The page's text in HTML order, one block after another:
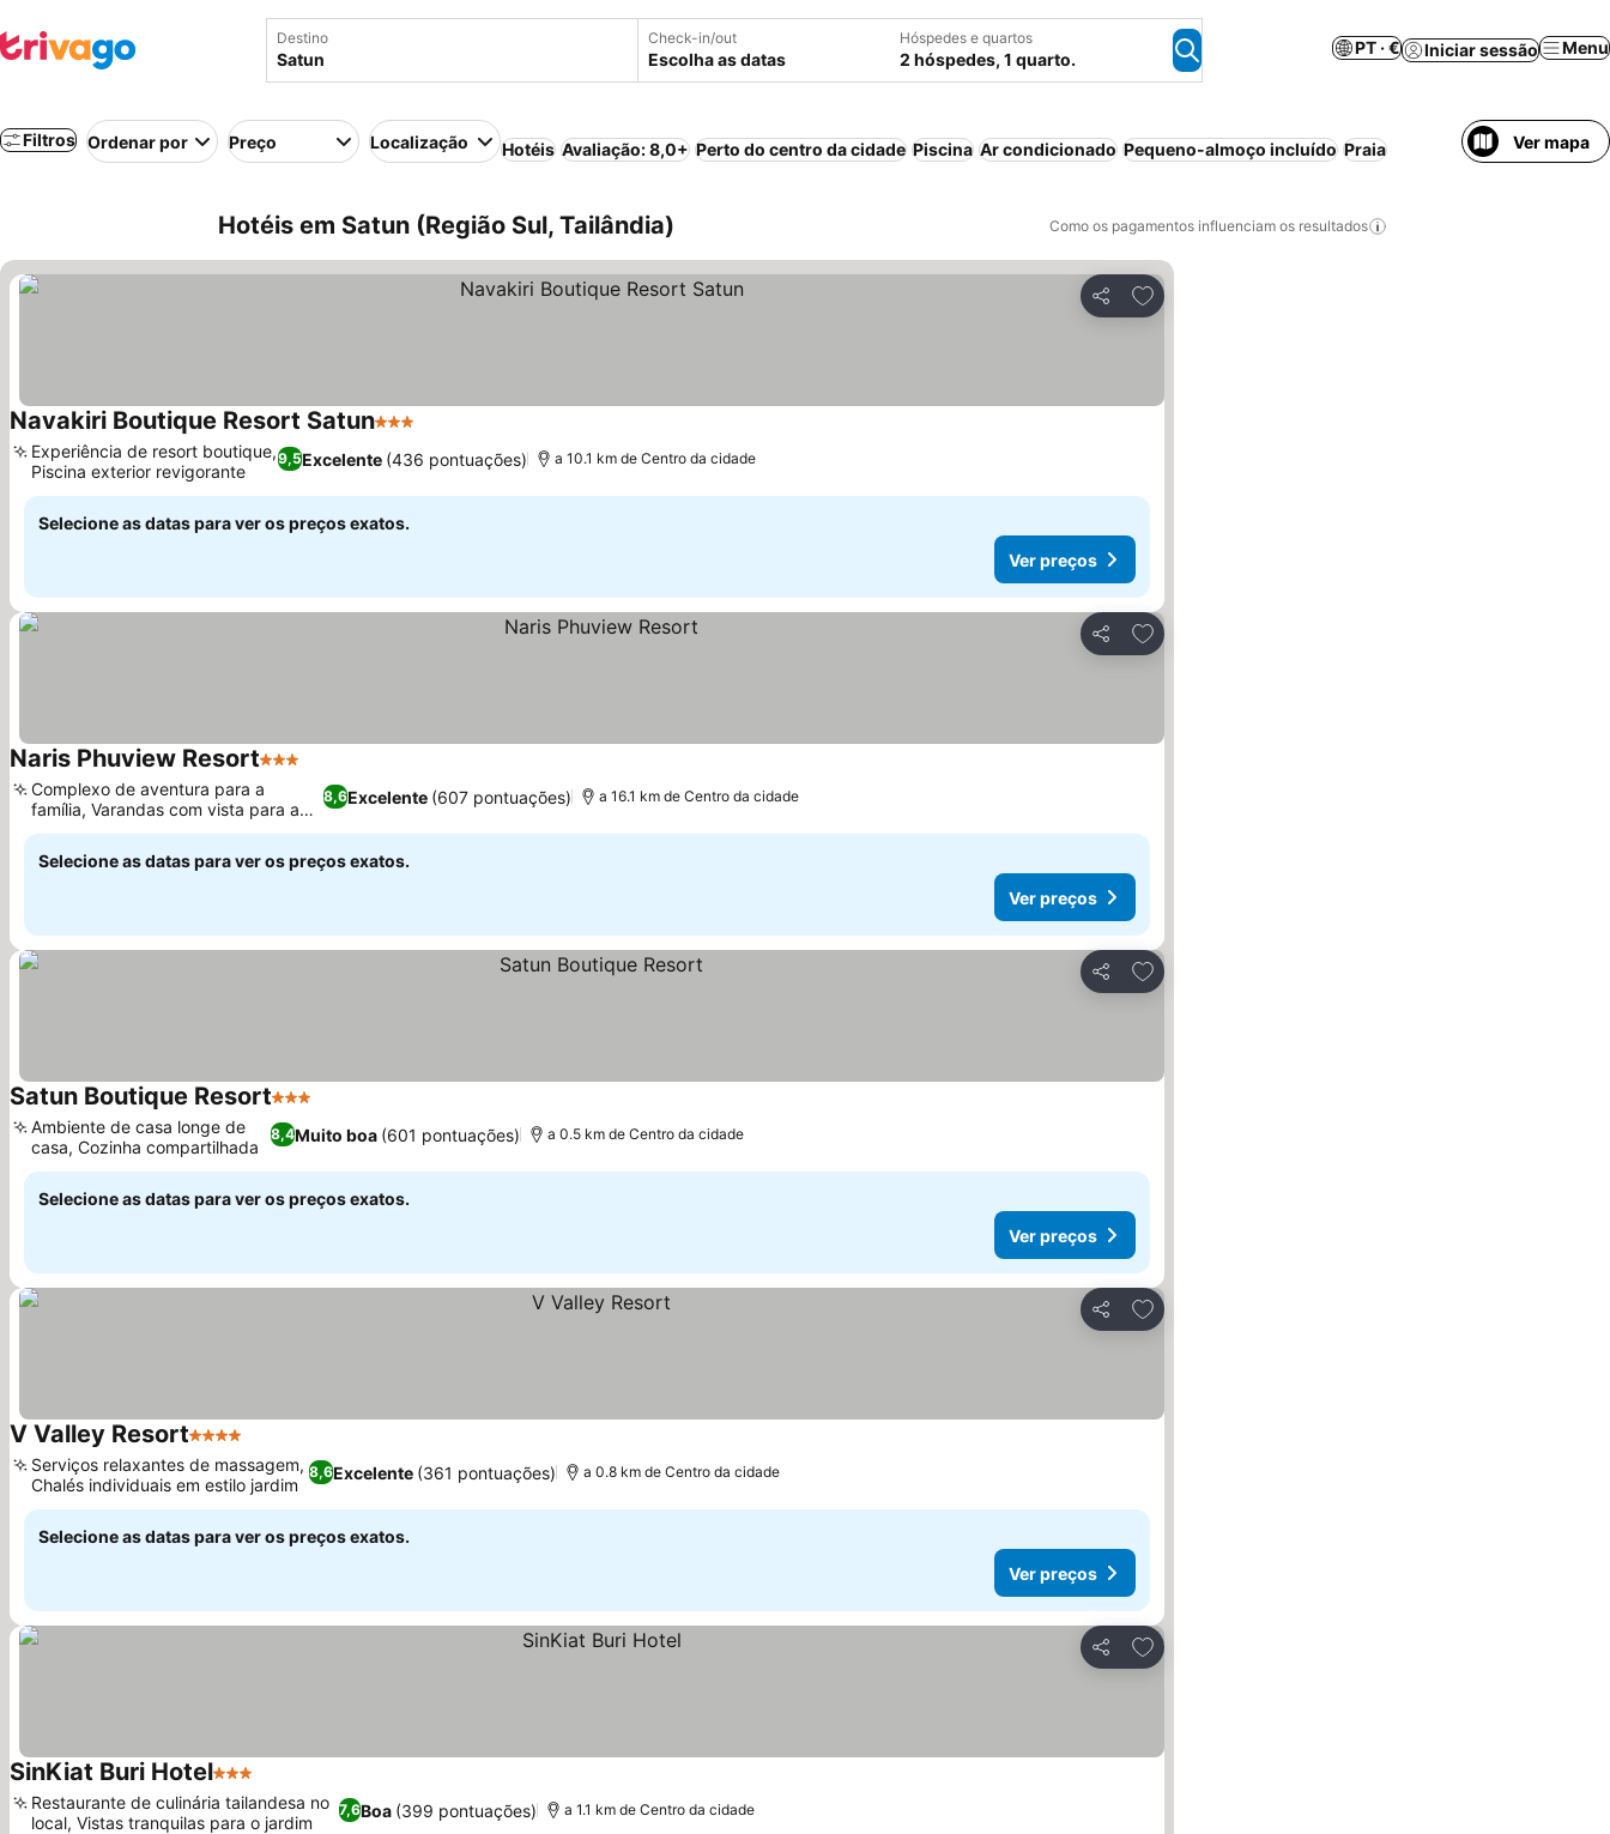
Destino Check-in/out
Escolha as datas
Hóspedes e quartos
2 hóspedes, 1 quarto.
PT · € Iniciar sessão Menu
Filtros Ordenar por Preço Localização Hotéis Avaliação: 8,0+ Perto do centro da cidade Piscina Ar condicionado Pequeno-almoço incluído Praia Ver mapa
Hotéis em Satun (Região Sul, Tailândia) Como os pagamentos influenciam os resultados
Partilhar
Adicionar aos favoritos
Navakiri Boutique Resort Satun3 Estrelas
9,5Excelente (436 pontuações)
Experiência de resort boutique,
Piscina exterior revigorante
a 10.1 km de Centro da cidade
Selecione as datas para ver os preços exatos.
Ver preços
Partilhar
Adicionar aos favoritos
Naris Phuview Resort3 Estrelas
8,6Excelente (607 pontuações)
Complexo de aventura para a
família, Varandas com vista para a
montanha
a 16.1 km de Centro da cidade
Selecione as datas para ver os preços exatos.
Ver preços
Partilhar
Adicionar aos favoritos
Satun Boutique Resort3 Estrelas
8,4Muito boa (601 pontuações)
Ambiente de casa longe de
casa, Cozinha compartilhada
a 0.5 km de Centro da cidade
Selecione as datas para ver os preços exatos.
Ver preços
Partilhar
Adicionar aos favoritos
V Valley Resort4 Estrelas
8,6Excelente (361 pontuações)
Serviços relaxantes de massagem,
Chalés individuais em estilo jardim
a 0.8 km de Centro da cidade
Selecione as datas para ver os preços exatos.
Ver preços
Partilhar
Adicionar aos favoritos
SinKiat Buri Hotel3 Estrelas
7,6Boa (399 pontuações)
Restaurante de culinária tailandesa no
local, Vistas tranquilas para o jardim
a 1.1 km de Centro da cidade